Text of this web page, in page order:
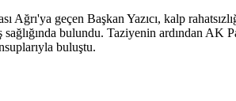
Ağrı'ya geçen Başkan Yazıcı, kalp
sağlığında bulundu. Taziyenin ardından AK
buluştu.